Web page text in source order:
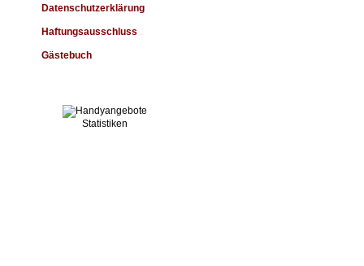
Datenschutzerklärung
Haftungsausschluss
Gästebuch
Statistiken